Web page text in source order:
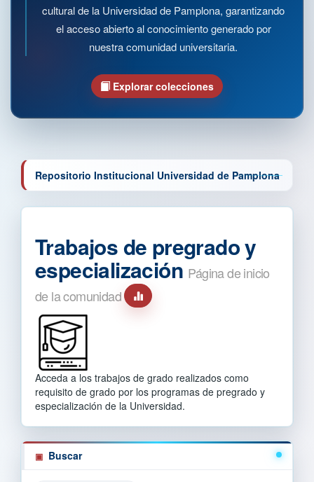
cultural de la Universidad de Pamplona, garantizando
el acceso abierto al conocimiento generado por
nuestra comunidad universitaria.
Explorar colecciones
Repositorio Institucional Universidad de Pamplona
Trabajos de pregrado y
especializaciónPágina de inicio
de la comunidad
Acceda a los trabajos de grado realizados como
requisito de grado por los programas de pregrado y
especialización de la Universidad.
Buscar